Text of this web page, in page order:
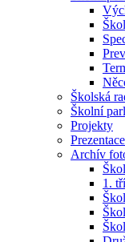
Školská
Školní
Projekty
Archív
1.